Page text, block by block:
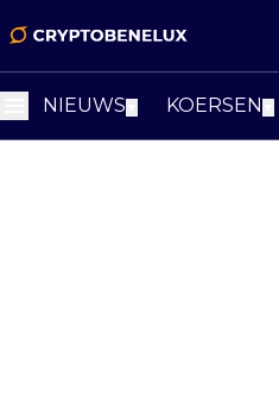
NIEUWS KOERSEN